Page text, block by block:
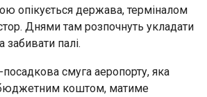
опікується держава, терміналом
Днями там розпочнуть укладати
забивати палі.
посадкова смуга аеропорту, яка
коштом, матиме